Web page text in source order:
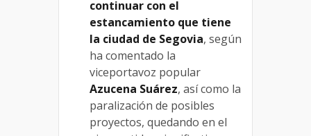
continuar con el
estancamiento que tiene
la ciudad de Segovia, según
ha comentado la
viceportavoz popular
Azucena Suárez, así como la
paralización de posibles
proyectos, quedando en el